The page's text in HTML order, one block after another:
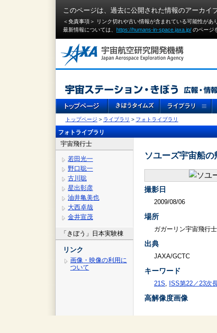
このページは、過去に公開された情報のアーカイ
＜免責事項＞ リンク切れや古い情報が含まれている可能性が
最新情報については、 https://humans-in-space.jaxa.jp/ のページ
トップページ > ライブラリ > フォトライブラリ
フォトライブラリ
宇宙飛行士
若田光一
野口聡一
古川聡
星出彰彦
油井亀美也
大西卓哉
金井宣茂
「きぼう」日本実験棟
リンク
画像・映像の利用に
ついて
ソユーズ宇宙船
撮影日
2009/08/06
場所
ガガーリン宇宙飛行
出典
JAXA/GCTC
キーワード
21S, ISS第22／23次
高解像度画像